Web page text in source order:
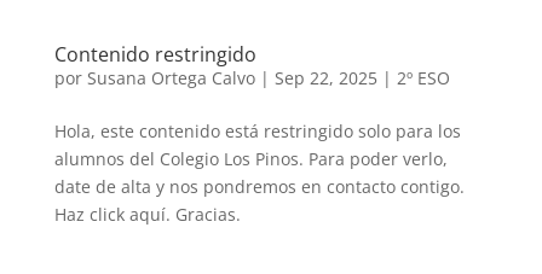
Contenido restringido
por Susana Ortega Calvo| Sep 22, 2025| 2º ESO
Hola, este contenido está restringido solo para los
alumnos del Colegio Los Pinos. Para poder verlo,
date de alta y nos pondremos en contacto contigo.
Haz click aquí. Gracias.